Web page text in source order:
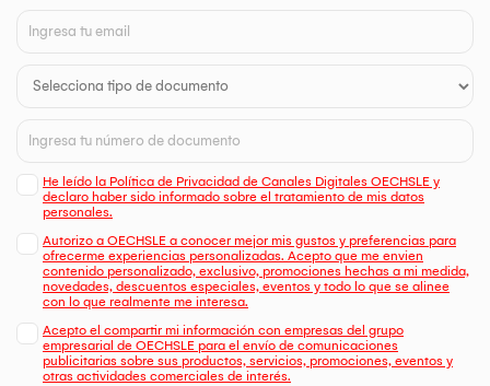
He leído la Política de Privacidad de Canales Digitales OECHSLE y
declaro haber sido informado sobre el tratamiento de mis datos
personales.
Autorizo a OECHSLE a conocer mejor mis gustos y preferencias para
ofrecerme experiencias personalizadas. Acepto que me envien
contenido personalizado, exclusivo, promociones hechas a mi medida,
novedades, descuentos especiales, eventos y todo lo que se alinee
con lo que realmente me interesa.
Acepto el compartir mi información con empresas del grupo
empresarial de OECHSLE para el envío de comunicaciones
publicitarias sobre sus productos, servicios, promociones, eventos y
otras actividades comerciales de interés.